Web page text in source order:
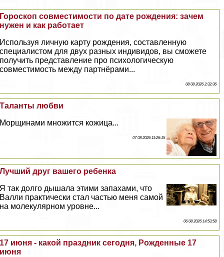
Гороскоп совместимости по дате рождения: зачем
нужен и как работает
Используя личную карту рождения, составленную
специалистом для двух разных индивидов, вы сможете
получить представление про психологическую
совместимость между партнёрами...
08 08 2026 2:32:36
Таланты любви
Морщинами множится кожица...
07 08 2026 11:26:15
Лучший друг вашего ребенка
Я так долго дышала этими запахами, что
Валли пpaктически стал частью меня самой
на молекулярном уровне...
06 08 2026 14:53:58
17 июня - какой праздник сегодня, Рожденные 17
июня